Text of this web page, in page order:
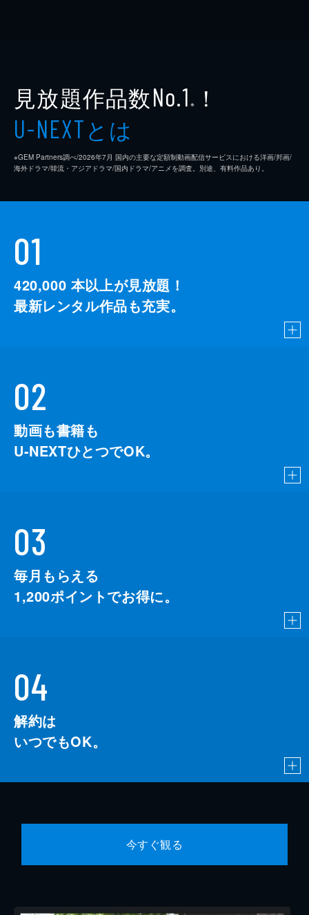
見放題作品数No.1 ※ ！
U-NEXTとは
※GEM Partners調べ/2026年7⽉ 国内の主要な定額制動画配信サービスにおける洋画/邦画/
海外ドラマ/韓流・アジアドラマ/国内ドラマ/アニメを調査。別途、有料作品あり。
01
420,000 本以上が見放題！
最新レンタル作品も充実。
02
動画も書籍も
U-NEXTひとつでOK。
03
毎月もらえる
1,200ポイントでお得に。
04
解約は
いつでもOK。
今すぐ観る